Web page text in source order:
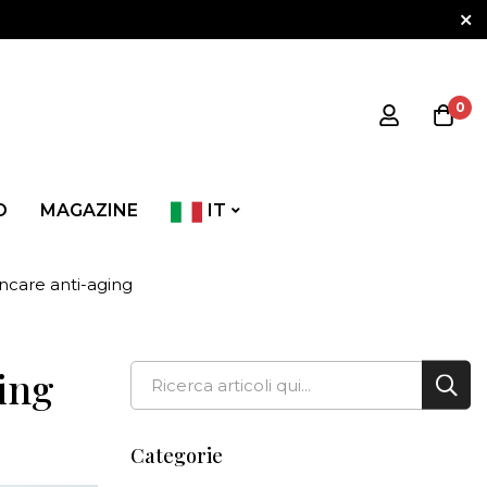
0
MAGAZINE IT
anti-aging
Cerca
Categorie